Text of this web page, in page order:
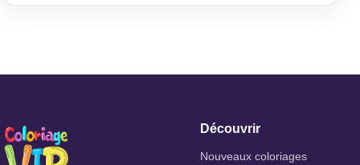
Découvrir
Nouveaux coloriages